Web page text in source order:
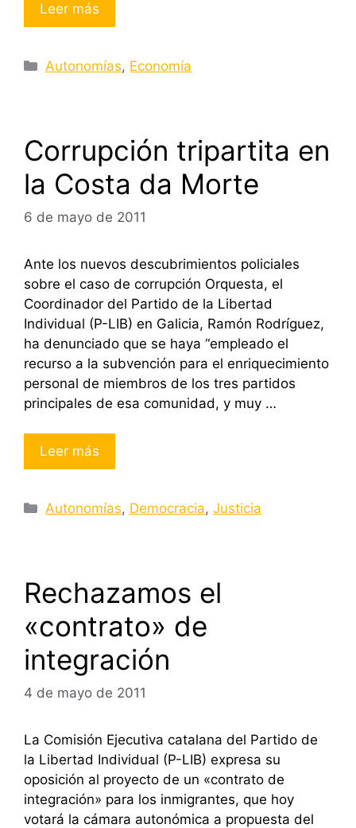
Leer más
Categorías
Autonomías, Economía
Corrupción tripartita en
la Costa da Morte
6 de mayo de 2011
Ante los nuevos descubrimientos policiales
sobre el caso de corrupción Orquesta, el
Coordinador del Partido de la Libertad
Individual (P-LIB) en Galicia, Ramón Rodríguez,
ha denunciado que se haya “empleado el
recurso a la subvención para el enriquecimiento
personal de miembros de los tres partidos
principales de esa comunidad, y muy …
Leer más
Categorías
Autonomías, Democracia,Justicia
Rechazamos el
«contrato» de
integración
4 de mayo de 2011
La Comisión Ejecutiva catalana del Partido de
la Libertad Individual (P-LIB) expresa su
oposición al proyecto de un «contrato de
integración» para los inmigrantes, que hoy
votará la cámara autonómica a propuesta del